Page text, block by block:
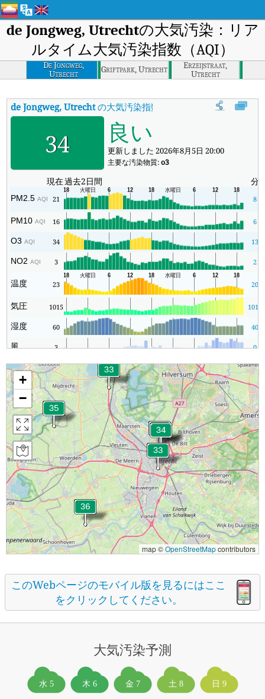
de Jongweg, Utrechtの大気汚染：リア
ルタイム大気汚染指数（AQI）
De Jongweg,
Utrecht
Griftpark, Utrecht
Erzeijstraat,
Utrecht
de Jongweg, Utrechtの大気汚染指数 de Jongweg, Utrechtのリアル
34 良い
更新しました 2026年8月5日 20:00
主要な汚染物質:o3
現在過去2日間 分
PM2.5AQI 21 8
PM10AQI 16 6
O3AQI 34 13
NO2AQI 3 2
温度 23 20
気圧 1015 1010
湿度 60 40
風 3 0
+
−
map ©OpenStreetMapcontributors
このWebページのモバイル版を見るにはここ
をクリックしてください。
大気汚染予測
水 5 木 6 金 7 土 8 日 9